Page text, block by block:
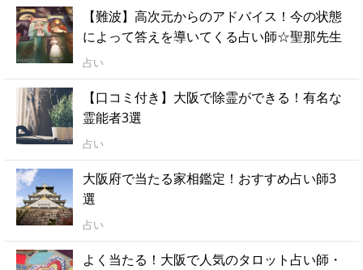
【難波】高次元からのアドバイス！今の状態
によって答えを導いてくる占い師☆聖那先生
占い
【口コミ付き】大阪で除霊ができる！有名な
霊能者3選
占い
大阪府で当たる家相鑑定！おすすめ占い師3
選
占い
よく当たる！大阪で人気のタロット占い師・